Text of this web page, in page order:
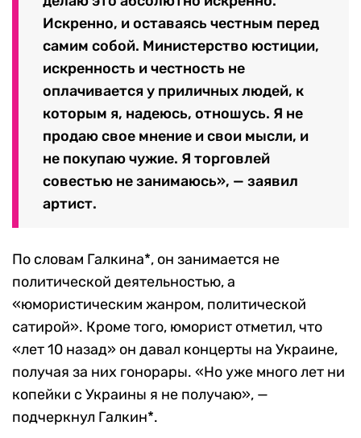
Искренно, и оставаясь честным перед
самим собой. Министерство юстиции,
искренность и честность не
оплачивается у приличных людей, к
которым я, надеюсь, отношусь. Я не
продаю свое мнение и свои мысли, и
не покупаю чужие. Я торговлей
совестью не занимаюсь», — заявил
артист.
По словам Галкина*, он занимается не
политической деятельностью, а
«юмористическим жанром, политической
сатирой». Кроме того, юморист отметил, что
«лет 10 назад» он давал концерты на Украине,
получая за них гонорары. «Но уже много лет ни
копейки с Украины я не получаю», —
подчеркнул Галкин*.